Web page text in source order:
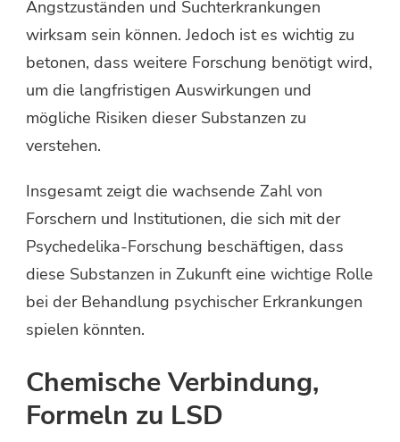
Angstzuständen und Suchterkrankungen
wirksam sein können. Jedoch ist es wichtig zu
betonen, dass weitere Forschung benötigt wird,
um die langfristigen Auswirkungen und
mögliche Risiken dieser Substanzen zu
verstehen.
Insgesamt zeigt die wachsende Zahl von
Forschern und Institutionen, die sich mit der
Psychedelika-Forschung beschäftigen, dass
diese Substanzen in Zukunft eine wichtige Rolle
bei der Behandlung psychischer Erkrankungen
spielen könnten.
Chemische Verbindung,
Formeln zu LSD